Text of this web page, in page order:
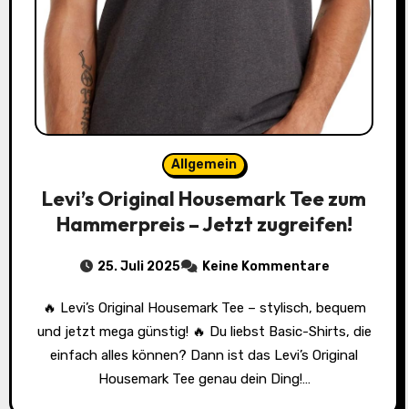
Allgemein
Levi’s Original Housemark Tee zum
Hammerpreis – Jetzt zugreifen!
25. Juli 2025 Keine Kommentare
🔥 Levi’s Original Housemark Tee – stylisch, bequem
und jetzt mega günstig! 🔥 Du liebst Basic-Shirts, die
einfach alles können? Dann ist das Levi’s Original
Housemark Tee genau dein Ding!…